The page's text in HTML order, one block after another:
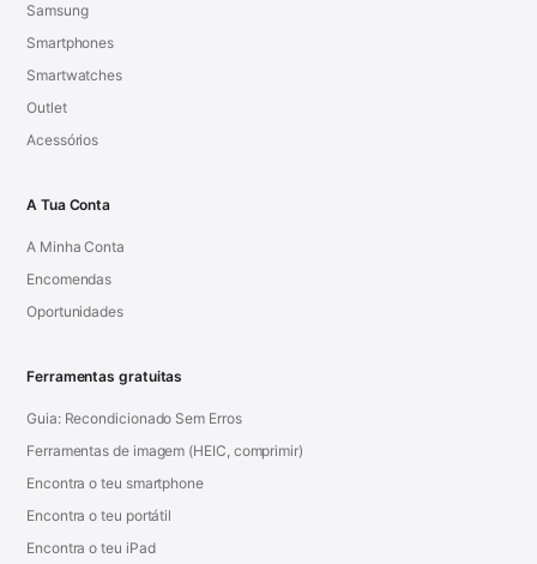
Samsung
Smartphones
Smartwatches
Outlet
Acessórios
A Tua Conta
A Minha Conta
Encomendas
Oportunidades
Ferramentas gratuitas
Guia: Recondicionado Sem Erros
Ferramentas de imagem (HEIC, comprimir)
Encontra o teu smartphone
Encontra o teu portátil
Encontra o teu iPad